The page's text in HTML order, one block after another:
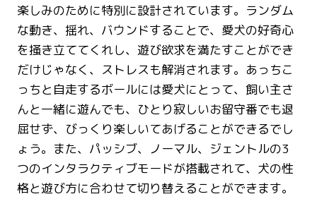
楽しみのために特別に設計されています。ランダム
な動き、揺れ、バウンドすることで、愛犬の好奇心
を掻き立ててくれし、遊び欲求を満たすことができ
だけじゃなく、ストレスも解消されます。あっちこ
っちと自走するボールには愛犬にとって、飼い主さ
んと一緒に遊んでも、ひとり寂しいお留守番でも退
屈せず、びっくり楽しいてあげることができるでし
ょう。また、パッシブ、ノーマル、ジェントルの3
つのインタラクティブモードが搭載されて、犬の性
格と遊び方に合わせて切り替えることができます。